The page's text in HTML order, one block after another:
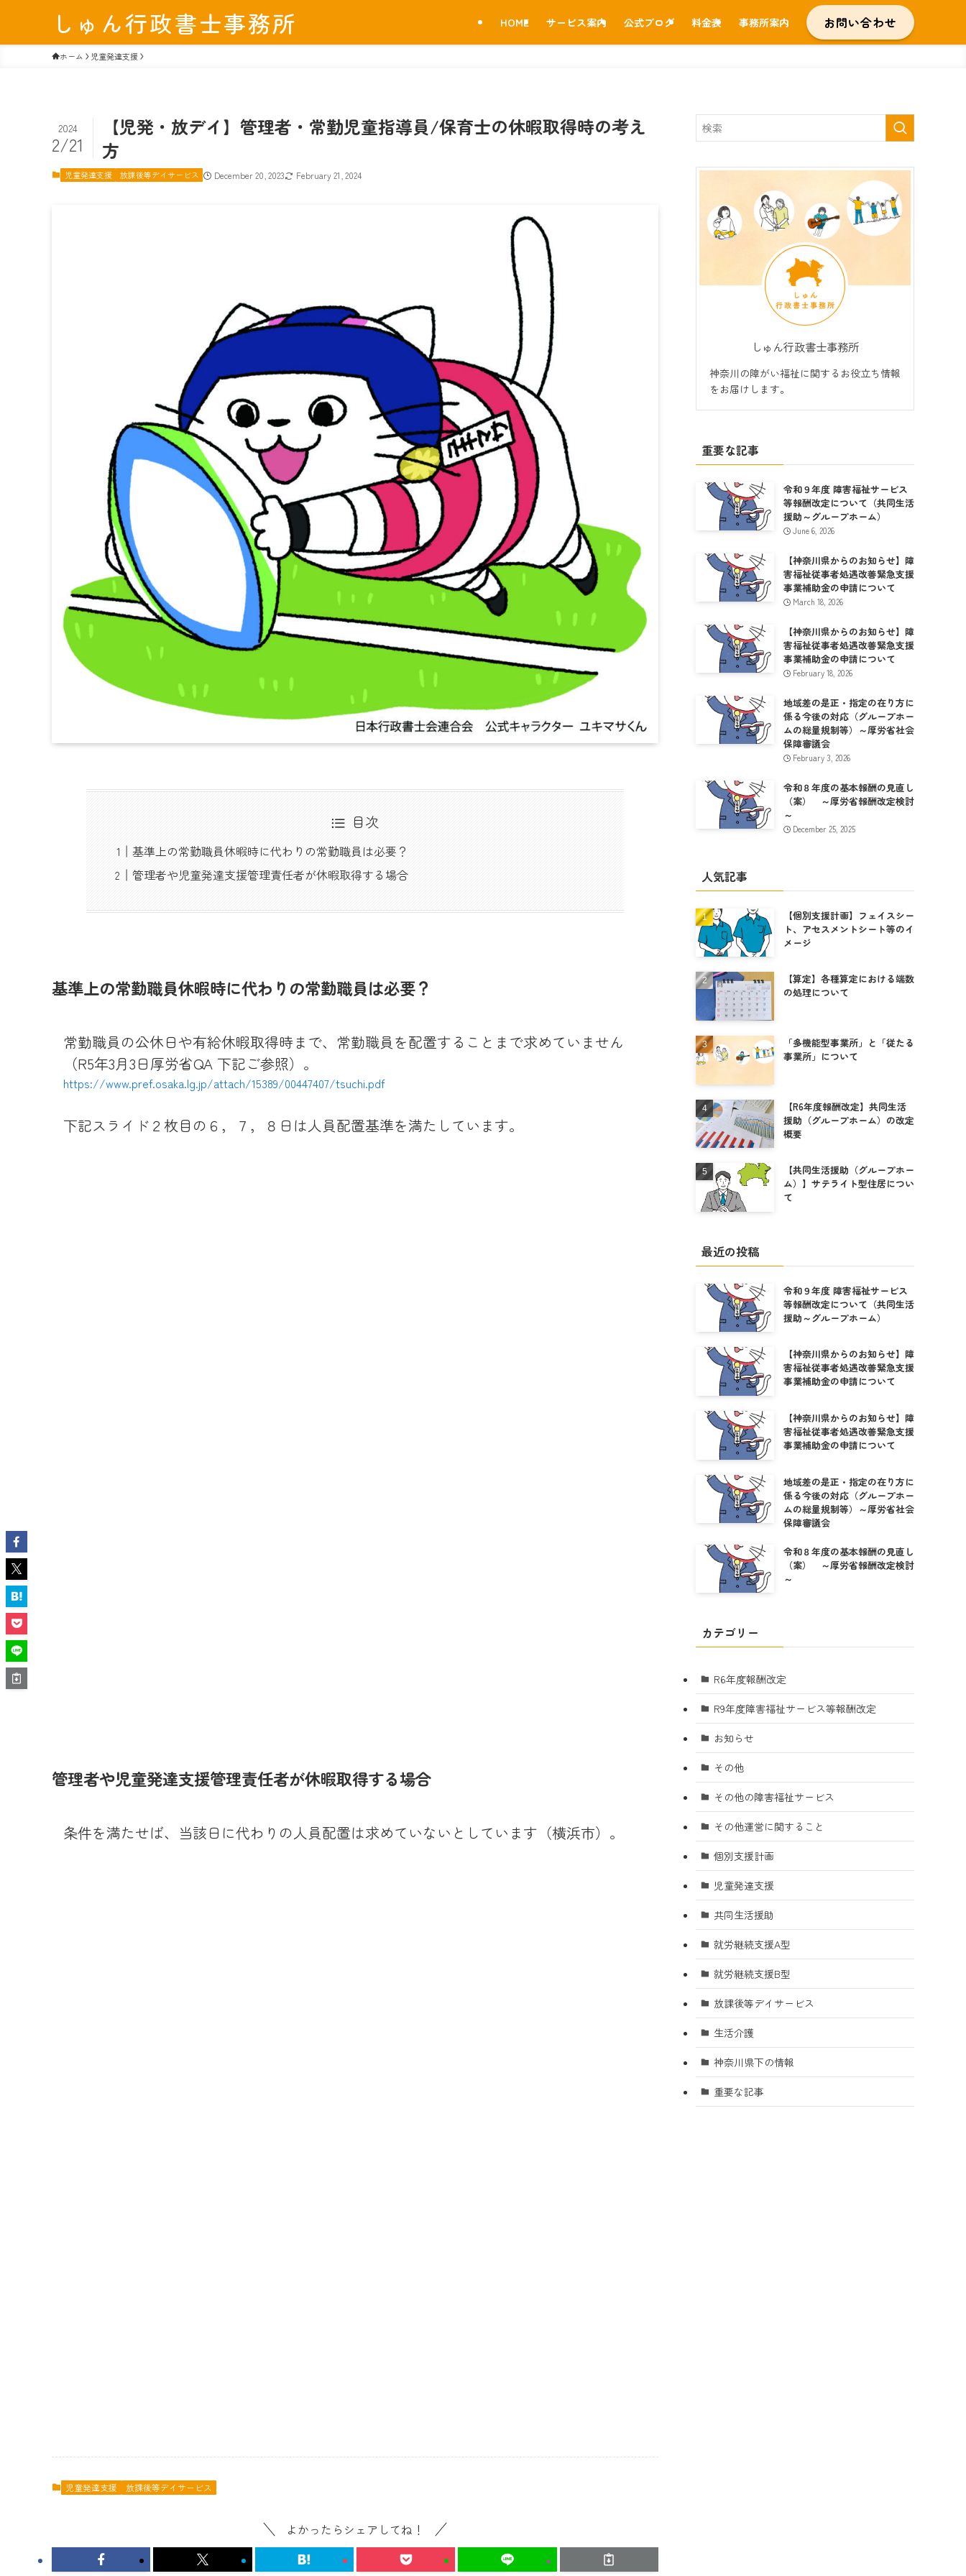
しゅん行政書士事務所 HOME サービス案内 公式ブログ 料金表 事務所案内 お問い合わせ
ホーム 児童発達支援
【児発・放デイ】管理者・常勤児童指導員/保育士の休暇取得時の考え
方
2024
2/21
児童発達支援 放課後等デイサービス December 20, 2023 February 21, 2024
目次
基準上の常勤職員休暇時に代わりの常勤職員は必要？
管理者や児童発達支援管理責任者が休暇取得する場合
基準上の常勤職員休暇時に代わりの常勤職員は必要？
常勤職員の公休日や有給休暇取得時まで、常勤職員を配置することまで求めていません
（R5年3月3日厚労省QA 下記ご参照）。
https://www.pref.osaka.lg.jp/attach/15389/00447407/tsuchi.pdf
下記スライド２枚目の６，７，８日は人員配置基準を満たしています。
管理者や児童発達支援管理責任者が休暇取得する場合
条件を満たせば、当該日に代わりの人員配置は求めていないとしています（横浜市）。
児童発達支援 放課後等デイサービス
よかったらシェアしてね！
しゅん行政書士事務所
神奈川の障がい福祉に関するお役立ち情報
をお届けします。
重要な記事
令和９年度 障害福祉サービス
等報酬改定について（共同生活
援助～グループホーム）
June 6, 2026
【神奈川県からのお知らせ】障
害福祉従事者処遇改善緊急支援
事業補助金の申請について
March 18, 2026
【神奈川県からのお知らせ】障
害福祉従事者処遇改善緊急支援
事業補助金の申請について
February 18, 2026
地域差の是正・指定の在り方に
係る今後の対応（グループホー
ムの総量規制等）～厚労省社会
保障審議会
February 3, 2026
令和８年度の基本報酬の見直し
（案） ～厚労省報酬改定検討
～
December 25, 2025
人気記事
【個別支援計画】フェイスシー
ト、アセスメントシート等のイ
メージ
【算定】各種算定における端数
の処理について
「多機能型事業所」と「従たる
事業所」について
【R6年度報酬改定】共同生活
援助（グループホーム）の改定
概要
【共同生活援助（グループホー
ム）】サテライト型住居につい
て
最近の投稿
令和９年度 障害福祉サービス
等報酬改定について（共同生活
援助～グループホーム）
【神奈川県からのお知らせ】障
害福祉従事者処遇改善緊急支援
事業補助金の申請について
【神奈川県からのお知らせ】障
害福祉従事者処遇改善緊急支援
事業補助金の申請について
地域差の是正・指定の在り方に
係る今後の対応（グループホー
ムの総量規制等）～厚労省社会
保障審議会
令和８年度の基本報酬の見直し
（案） ～厚労省報酬改定検討
～
カテゴリー
R6年度報酬改定
R9年度障害福祉サービス等報酬改定
お知らせ
その他
その他の障害福祉サービス
その他運営に関すること
個別支援計画
児童発達支援
共同生活援助
就労継続支援A型
就労継続支援B型
放課後等デイサービス
生活介護
神奈川県下の情報
重要な記事